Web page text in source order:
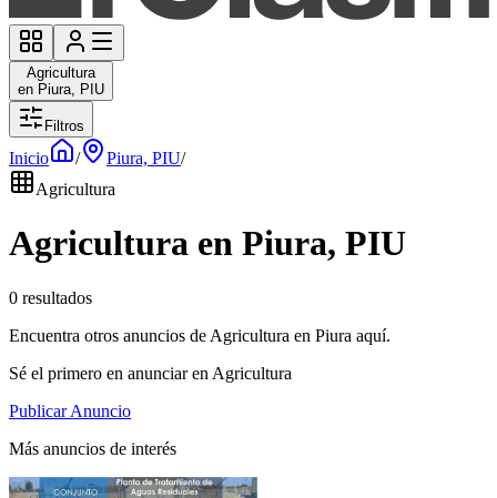
Agricultura
en Piura, PIU
Filtros
Inicio / Piura, PIU/
Agricultura
Agricultura en Piura, PIU
0 resultados
Encuentra otros anuncios de Agricultura en Piura aquí.
Sé el primero en anunciar en Agricultura
Publicar Anuncio
Más anuncios de interés